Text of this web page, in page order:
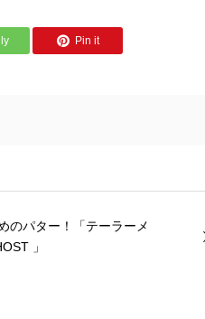
Pin it
のパター！「テーラーメ
」